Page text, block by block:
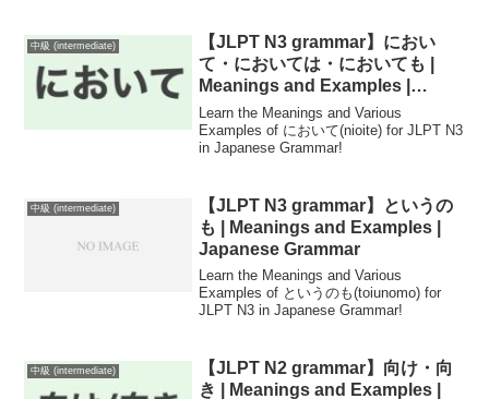
中級 (intermediate)
【JLPT N3 grammar】におい
て・においては・においても |
Meanings and Examples |
Japanese Grammar
Learn the Meanings and Various
Examples of において(nioite) for JLPT N3
in Japanese Grammar!
中級 (intermediate)
【JLPT N3 grammar】というの
も | Meanings and Examples |
Japanese Grammar
Learn the Meanings and Various
Examples of というのも(toiunomo) for
JLPT N3 in Japanese Grammar!
中級 (intermediate)
【JLPT N2 grammar】向け・向
き | Meanings and Examples |